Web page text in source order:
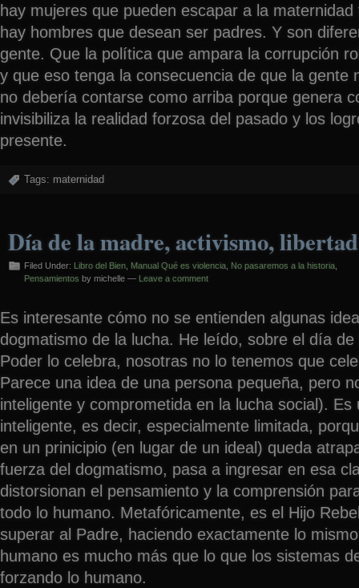
hay mujeres que pueden escapar a la
hay hombres que desean ser padres. Y son
gente. Que la política que ampara la corrupción
y que eso tenga la consecuencia de que la gente
no debería contarse como arriba porque genera
invisibiliza la realidad forzosa del pasado y los
presente.
Tags: maternidad
Día de la madre, activismo,
Filed Under: Libro del Bien, Manual Qué es violencia, No pasaremos a la historia,
Pensamientos by michelle — Leave a comment
Es interesante cómo no se entienden algunas
dogmatismo de la lucha. He leído, sobre el día
Poder lo celebra, nosotras no lo tenemos que
Parece una idea de una persona pequeña, pero
inteligente y comprometida en la lucha social). Es
inteligente, es decir, especialmente limitada,
en un prinicipio (en lugar de un ideal) queda
fuerza del dogmatismo, pasa a ingresar en esa
distorsionan el pensamiento y la comprensión
todo lo humano. Metafóricamente, es el Hijo
superar al Padre, haciendo exactamente lo
humano es mucho más que lo que los sistemas
forzando lo humano.